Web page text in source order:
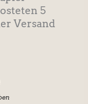
5
Versand